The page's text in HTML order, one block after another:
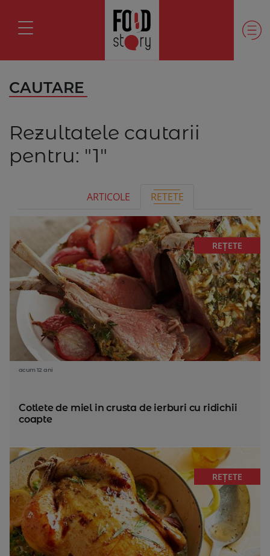
CAUTARE
Rezultatele cautarii
pentru: "1"
ARTICOLE RETETE
REȚETE
acum 12 ani
Cotlete de miel in crusta de ierburi cu ridichii
coapte
REȚETE